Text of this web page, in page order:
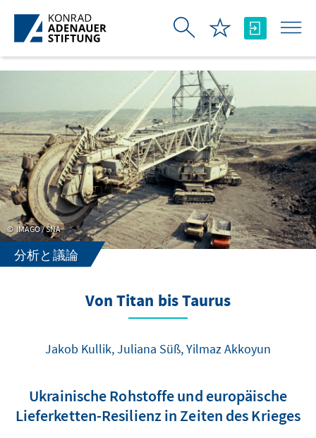
メインコンテンツにスキップ
IMAGO / SNA
分析と議論
Von Titan bis Taurus
Jakob Kullik, Juliana Süß, Yilmaz Akkoyun
Ukrainische Rohstoffe und europäische
Lieferketten-Resilienz in Zeiten des Krieges